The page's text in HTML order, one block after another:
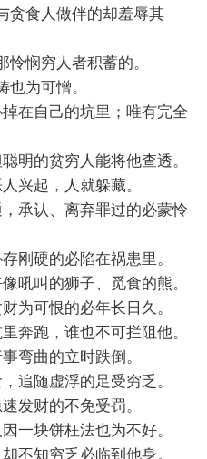
贪食人做伴的却羞辱其
悯穷人者积蓄的。
为可憎。
在自己的坑里；唯有完全
明的贫穷人能将他查透。
兴起，人就躲藏。
承认、离弃罪过的必蒙怜
刚硬的必陷在祸患里。
吼叫的狮子、觅食的熊。
为可恨的必年长日久。
奔跑，谁也不可拦阻他。
弯曲的立时跌倒。
追随虚浮的足受穷乏。
发财的不免受罚。
一块饼枉法也为不好。
不知穷乏必临到他身。